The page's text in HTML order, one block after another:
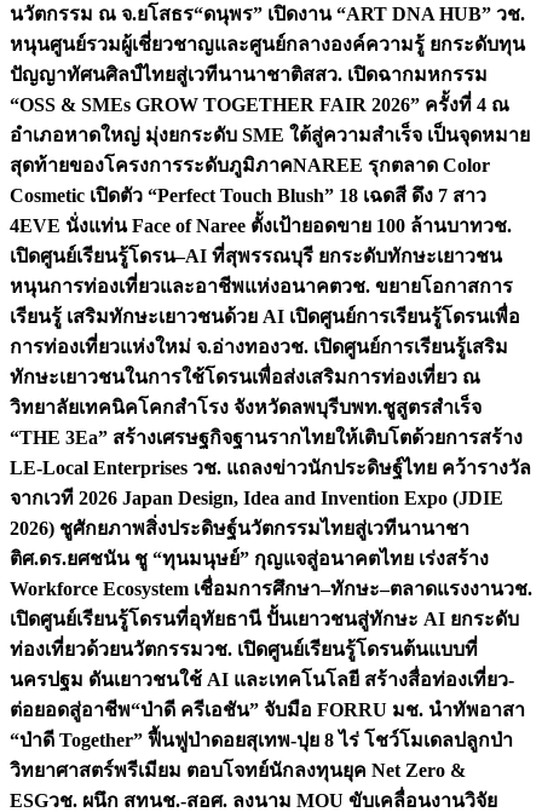
นวัตกรรม ณ จ.ยโสธร“ดนุพร” เปิดงาน “ART DNA HUB” วช.
หนุนศูนย์รวมผู้เชี่ยวชาญและศูนย์กลางองค์ความรู้ ยกระดับทุน
ปัญญาทัศนศิลป์ไทยสู่เวทีนานาชาติสสว. เปิดฉากมหกรรม
“OSS & SMEs GROW TOGETHER FAIR 2026” ครั้งที่ 4 ณ
อำเภอหาดใหญ่ มุ่งยกระดับ SME ใต้สู่ความสำเร็จ เป็นจุดหมาย
สุดท้ายของโครงการระดับภูมิภาคNAREE รุกตลาด Color
Cosmetic เปิดตัว “Perfect Touch Blush” 18 เฉดสี ดึง 7 สาว
4EVE นั่งแท่น Face of Naree ตั้งเป้ายอดขาย 100 ล้านบาทวช.
เปิดศูนย์เรียนรู้โดรน–AI ที่สุพรรณบุรี ยกระดับทักษะเยาวชน
หนุนการท่องเที่ยวและอาชีพแห่งอนาคตวช. ขยายโอกาสการ
เรียนรู้ เสริมทักษะเยาวชนด้วย AI เปิดศูนย์การเรียนรู้โดรนเพื่อ
การท่องเที่ยวแห่งใหม่ จ.อ่างทองวช. เปิดศูนย์การเรียนรู้เสริม
ทักษะเยาวชนในการใช้โดรนเพื่อส่งเสริมการท่องเที่ยว ณ
วิทยาลัยเทคนิคโคกสำโรง จังหวัดลพบุรีบพท.ชูสูตรสำเร็จ
“THE 3Ea” สร้างเศรษฐกิจฐานรากไทยให้เติบโตด้วยการสร้าง
LE-Local Enterprises วช. แถลงข่าวนักประดิษฐ์ไทย คว้ารางวัล
จากเวที 2026 Japan Design, Idea and Invention Expo (JDIE
2026) ชูศักยภาพสิ่งประดิษฐ์นวัตกรรมไทยสู่เวทีนานาชา
ติศ.ดร.ยศชนัน ชู “ทุนมนุษย์” กุญแจสู่อนาคตไทย เร่งสร้าง
Workforce Ecosystem เชื่อมการศึกษา–ทักษะ–ตลาดแรงงานวช.
เปิดศูนย์เรียนรู้โดรนที่อุทัยธานี ปั้นเยาวชนสู่ทักษะ AI ยกระดับ
ท่องเที่ยวด้วยนวัตกรรมวช. เปิดศูนย์เรียนรู้โดรนต้นแบบที่
นครปฐม ดันเยาวชนใช้ AI และเทคโนโลยี สร้างสื่อท่องเที่ยว-
ต่อยอดสู่อาชีพ“ป่าดี ครีเอชัน” จับมือ FORRU มช. นำทัพอาสา
“ป่าดี Together” ฟื้นฟูป่าดอยสุเทพ-ปุย 8 ไร่ โชว์โมเดลปลูกป่า
วิทยาศาสตร์พรีเมียม ตอบโจทย์นักลงทุนยุค Net Zero &
ESGวช. ผนึก สทนช.-สอศ. ลงนาม MOU ขับเคลื่อนงานวิจัย